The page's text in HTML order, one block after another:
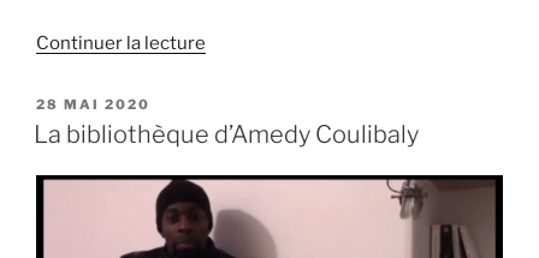
Continuer la lecture
Daech
France
(base
de
PUBLIÉ
LE
28 MAI 2020
La bibliothèque d’Amedy Coulibaly